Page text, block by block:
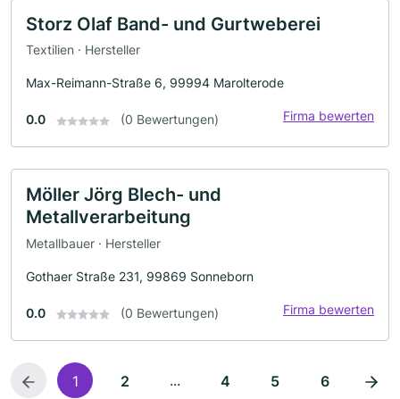
Storz Olaf Band- und Gurtweberei
Textilien · Hersteller
Max-Reimann-Straße 6, 99994 Marolterode
0.0 (0 Bewertungen) Firma bewerten
Möller Jörg Blech- und
Metallverarbeitung
Metallbauer · Hersteller
Gothaer Straße 231, 99869 Sonneborn
0.0 (0 Bewertungen) Firma bewerten
1 2 ... 4 5 6